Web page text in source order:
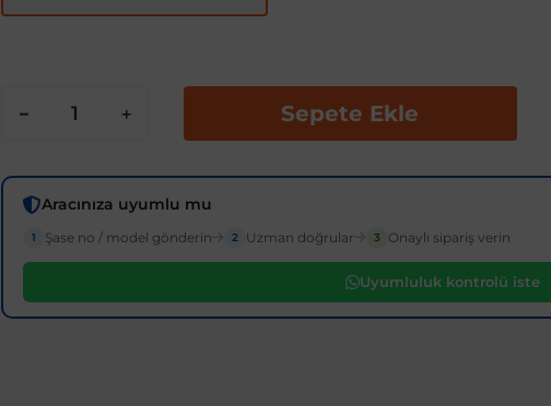
Sepete Ekle
Aracınıza uyumlu mu
1 Şase no / model gönderin 2 Uzman doğrular 3 Onaylı sipariş verin
Uyumluluk kontrolü iste